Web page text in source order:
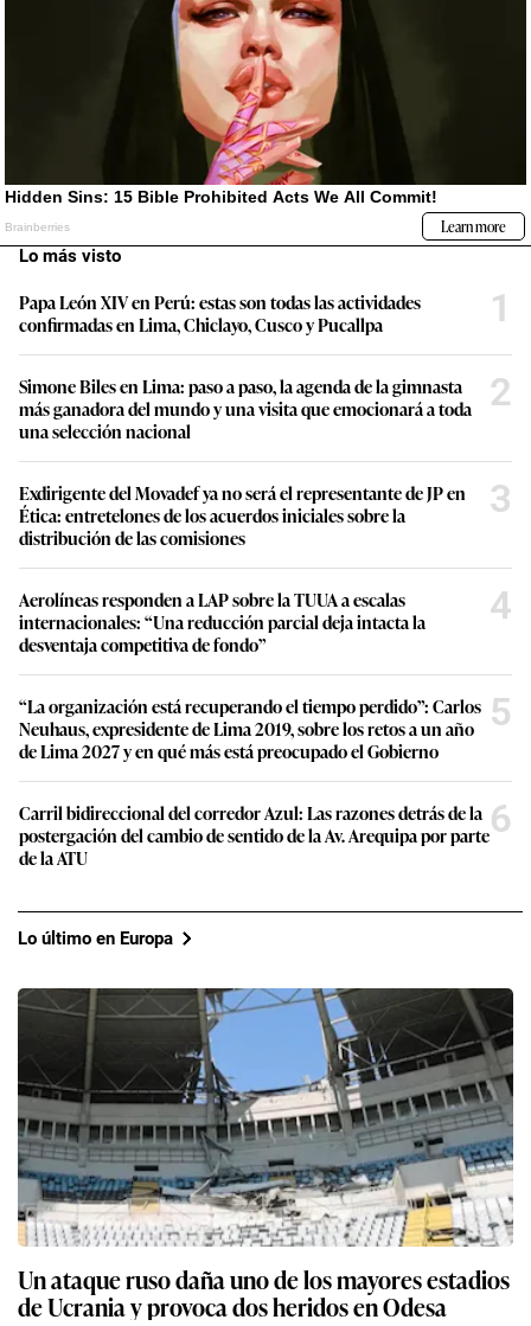
Lo más visto
Papa León XIV en Perú: estas son todas las actividades
confirmadas en Lima, Chiclayo, Cusco y Pucallpa
1
Simone Biles en Lima: paso a paso, la agenda de la gimnasta
más ganadora del mundo y una visita que emocionará a toda
una selección nacional
2
Exdirigente del Movadef ya no será el representante de JP en
Ética: entretelones de los acuerdos iniciales sobre la
distribución de las comisiones
3
Aerolíneas responden a LAP sobre la TUUA a escalas
internacionales: “Una reducción parcial deja intacta la
desventaja competitiva de fondo”
4
“La organización está recuperando el tiempo perdido”: Carlos
Neuhaus, expresidente de Lima 2019, sobre los retos a un año
de Lima 2027 y en qué más está preocupado el Gobierno
5
Carril bidireccional del corredor Azul: Las razones detrás de la
postergación del cambio de sentido de la Av. Arequipa por parte
de la ATU
6
Lo último en Europa
Un ataque ruso daña uno de los mayores estadios
de Ucrania y provoca dos heridos en Odesa